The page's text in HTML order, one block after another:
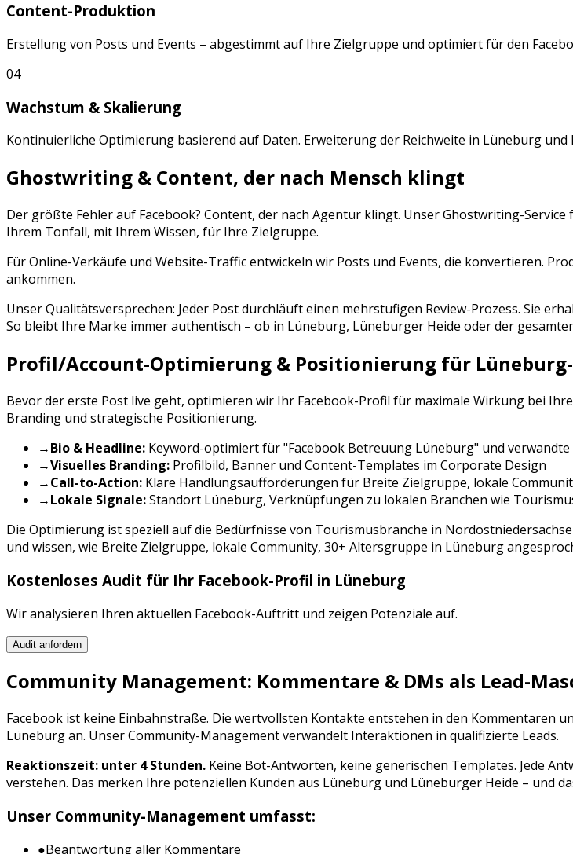
Content-Produktion
Erstellung von Posts und Events – abgestimmt auf Ihre Zielgruppe und optimiert für den
04
Wachstum & Skalierung
Kontinuierliche Optimierung basierend auf Daten. Erweiterung der Reichweite in Lüneburg und
Ghostwriting & Content, der nach Mensch klingt
Der größte Fehler auf Facebook? Content, der nach Agentur klingt. Unser Ghostwriting-
Ihrem Tonfall, mit Ihrem Wissen, für Ihre Zielgruppe.
Für Online-Verkäufe und Website-Traffic entwickeln wir Posts und Events, die konvertieren.
ankommen.
Unser Qualitätsversprechen: Jeder Post durchläuft einen mehrstufigen Review-Prozess. Sie
So bleibt Ihre Marke immer authentisch – ob in Lüneburg, Lüneburger Heide oder der
Profil/Account-Optimierung & Positionierung für Lüneburg
Bevor der erste Post live geht, optimieren wir Ihr Facebook-Profil für maximale Wirkung bei
Branding und strategische Positionierung.
→Bio & Headline: Keyword-optimiert für "Facebook Betreuung Lüneburg" und
→Visuelles Branding: Profilbild, Banner und Content-Templates im Corporate Design
→Call-to-Action: Klare Handlungsaufforderungen für Breite Zielgruppe, lokale
→Lokale Signale:Standort Lüneburg, Verknüpfungen zu lokalen Branchen wie
Die Optimierung ist speziell auf die Bedürfnisse von Tourismusbranche in
und wissen, wie Breite Zielgruppe, lokale Community, 30+ Altersgruppe in Lüneburg
Kostenloses Audit für Ihr Facebook-Profil in Lüneburg
Wir analysieren Ihren aktuellen Facebook-Auftritt und zeigen Potenziale auf.
Audit anfordern
Community Management: Kommentare & DMs als Lead-
Facebook ist keine Einbahnstraße. Die wertvollsten Kontakte entstehen in den Kommentaren
Lüneburgan. Unser Community-Management verwandelt Interaktionen in qualifizierte Leads.
Reaktionszeit: unter 4 Stunden. Keine Bot-Antworten, keine generischen Templates. Jede
verstehen. Das merken Ihre potenziellen Kunden aus Lüneburg und Lüneburger Heide – und
Unser Community-Management umfasst:
●Beantwortung aller Kommentare